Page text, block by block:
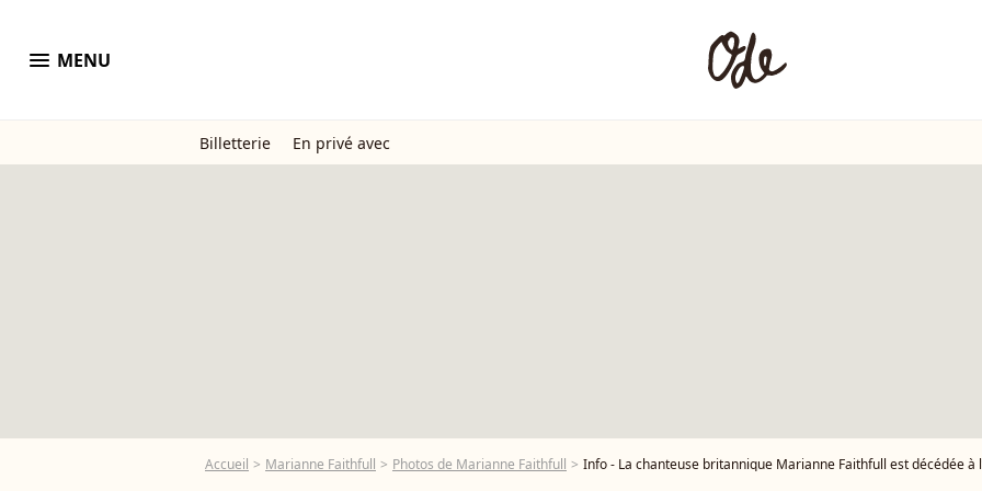
menu MENU
Billetterie En privé avec
Accueil Marianne Faithfull Photos de Marianne Faithfull Info - La chanteuse britannique Marianne Faithfull est décédée à l’âge de 78 ans - Marianne Faithfull - Arrivées des people au 2ème défilé de mode Haute-